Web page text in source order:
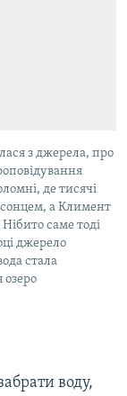
з джерела, про
де тисячі
а Климент
саме тоді
джерело
стала
озеро
воду,